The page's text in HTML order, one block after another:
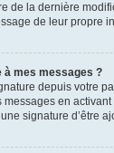
de la dernière
de leur propre
à mes messages ?
depuis votre
messages en
signature d’être